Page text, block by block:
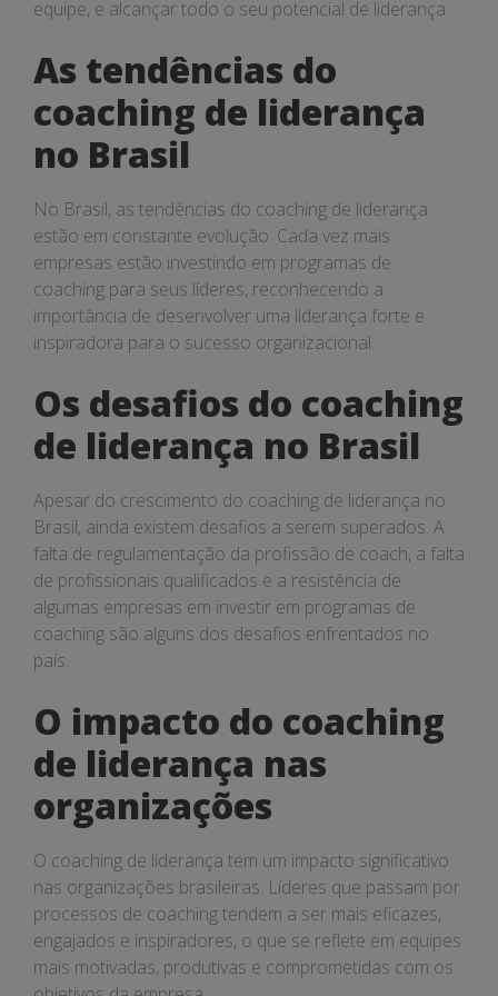
equipe, e alcançar todo o seu potencial de liderança.
As tendências do
coaching de liderança
no Brasil
No Brasil, as tendências do coaching de liderança
estão em constante evolução. Cada vez mais
empresas estão investindo em programas de
coaching para seus líderes, reconhecendo a
importância de desenvolver uma liderança forte e
inspiradora para o sucesso organizacional.
Os desafios do coaching
de liderança no Brasil
Apesar do crescimento do coaching de liderança no
Brasil, ainda existem desafios a serem superados. A
falta de regulamentação da profissão de coach, a falta
de profissionais qualificados e a resistência de
algumas empresas em investir em programas de
coaching são alguns dos desafios enfrentados no
país.
O impacto do coaching
de liderança nas
organizações
O coaching de liderança tem um impacto significativo
nas organizações brasileiras. Líderes que passam por
processos de coaching tendem a ser mais eficazes,
engajados e inspiradores, o que se reflete em equipes
mais motivadas, produtivas e comprometidas com os